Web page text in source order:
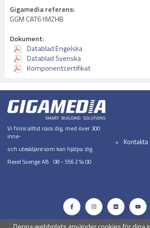
Gigamedia referens:
GGM CAT61MZHB
Dokument:
Datablad Engelska
Datablad Svenska
Komponentcertifikat
Vi finns alltid nära dig, med över 300
inne-
och utesäljare som kan hjälpa dig.
Rexel Sverige AB 08 - 556 214 00